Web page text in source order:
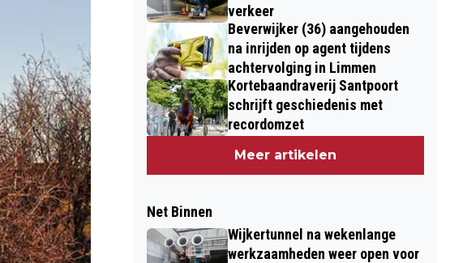
verkeer
Beverwijker (36) aangehouden
na inrijden op agent tijdens
achtervolging in Limmen
Kortebaandraverij Santpoort
schrijft geschiedenis met
recordomzet
Meer artikelen
Net Binnen
Wijkertunnel na wekenlange
werkzaamheden weer open voor